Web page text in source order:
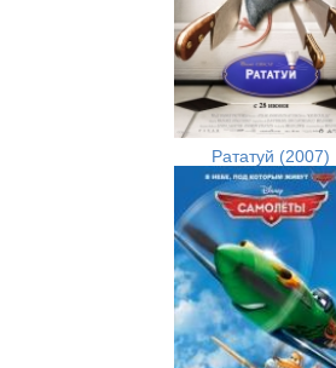
Рататуй (2007)